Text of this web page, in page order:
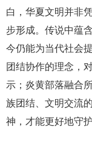
白，华夏文明并非
步形成。传说中蕴
今仍能为当代社会
团结协作的理念，
示；炎黄部落融合
族团结、文明交流
神，才能更好地守